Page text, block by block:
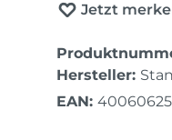
Jetzt
Hersteller:
EAN: